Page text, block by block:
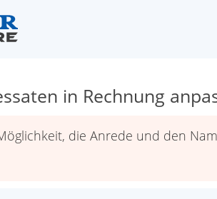
in Rechnung
die Anrede und den